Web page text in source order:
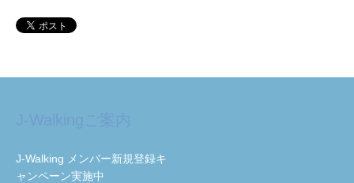
J-Walking メンバー新規登録キ
ャンペーン実施中